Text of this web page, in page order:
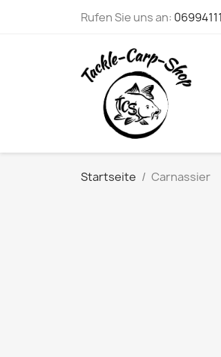
Rufen Sie uns an:
Startseite Carnassier